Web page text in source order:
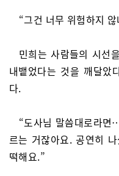
“그건 너무 위험하지 않
민희는 사람들의 시선
내뱉었다는 것을 깨달았
다.
“도사님 말씀대로라
르는 거잖아요. 공연히
떡해요.”